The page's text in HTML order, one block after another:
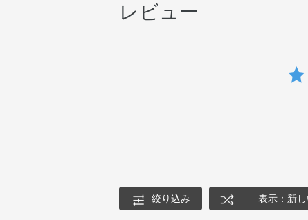
レビュー
絞り込み 表示：新